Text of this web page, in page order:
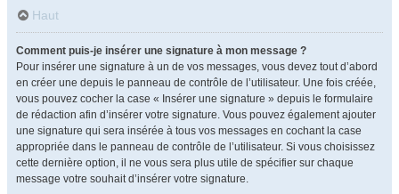
Haut
Comment puis-je insérer une signature à mon message ?
Pour insérer une signature à un de vos messages, vous devez tout d’abord
en créer une depuis le panneau de contrôle de l’utilisateur. Une fois créée,
vous pouvez cocher la case « Insérer une signature » depuis le formulaire
de rédaction afin d’insérer votre signature. Vous pouvez également ajouter
une signature qui sera insérée à tous vos messages en cochant la case
appropriée dans le panneau de contrôle de l’utilisateur. Si vous choisissez
cette dernière option, il ne vous sera plus utile de spécifier sur chaque
message votre souhait d’insérer votre signature.